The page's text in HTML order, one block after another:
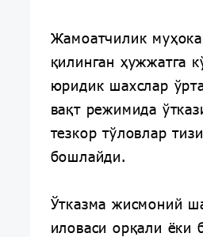
Жамоатчилик
қилинган ҳужжатга
юридик шахслар
вақт режимида
тезкор тўловлар
бошлайди.
Ўтказма жисмоний
иловаси орқали ёки